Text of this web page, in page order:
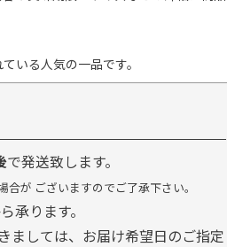
いる人気の一品です。
で発送致します。
が ございますのでご了承下さい。
承ります。
ましては、お届け希望日のご指定